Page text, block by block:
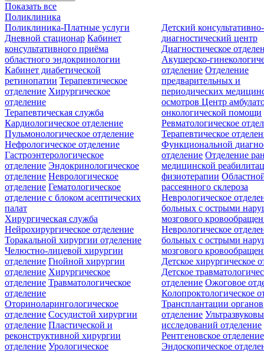
Показать все
Поликлиника
Поликлиника-Платные услуги
Дневной стационар Кабинет
консультативного приёма
областного эндокринологии
Кабинет диабетической
ретинопатии Терапевтическое
отделение Хирургическое
отделение
Детский консультативно-
диагностический центр
Диагностическое
Акушерско-
отделение Отделение
предварительных и
периодических
осмотровЦентр
онкологической помощи
Терапевтическая служба
Кардиологическое отделение
Пульмонологическое отделение
Нефрологическое отделение
Гастроэнтерологическое
отделение Эндокринологическое
отделение Неврологическое
отделение Гематологическое
отделение c блоком асептических
палат
Ревматологическое
Терапевтическое
Функциональной
отделение Отделение
медицинской
физиотерапии
рассеянного склероза
Неврологическое
больных с острыми
мозгового
Неврологическое
больных с острыми
мозгового
Хирургическая служба
Нейрохирургическое отделение
Торакальной хирургии отделение
Челюстно-лицевой хирургии
отделение Гнойной хирургии
отделение Хирургическое
отделение Травматологическое
отделение
Оториноларингологическое
отделение Сосудистой хирургии
отделение Пластической и
реконструктивной хирургии
отделение Урологическое
Детское хирургическое
Детское
отделение Ожоговое
Колопроктологическое
Трансплантации органов
отделение
исследований отделение
Рентгеновское отделение
Эндоскопическое